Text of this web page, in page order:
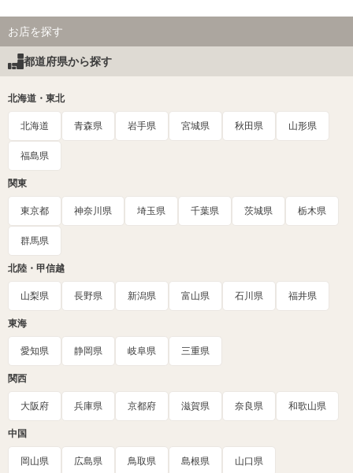
お店を探す
都道府県から探す
北海道・東北
北海道 青森県 岩手県 宮城県 秋田県 山形県
福島県
関東
東京都 神奈川県 埼玉県 千葉県 茨城県 栃木県
群馬県
北陸・甲信越
山梨県 長野県 新潟県 富山県 石川県 福井県
東海
愛知県 静岡県 岐阜県 三重県
関西
大阪府 兵庫県 京都府 滋賀県 奈良県 和歌山県
中国
岡山県 広島県 鳥取県 島根県 山口県